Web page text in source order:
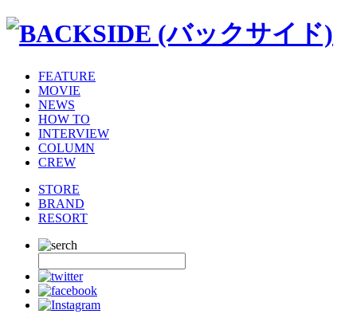
FEATURE
MOVIE
NEWS
HOW TO
INTERVIEW
COLUMN
CREW
STORE
BRAND
RESORT